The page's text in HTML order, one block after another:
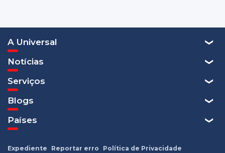
A Universal
Notícias
Serviços
Blogs
Países
Expediente Reportar erro Política de Privacidade